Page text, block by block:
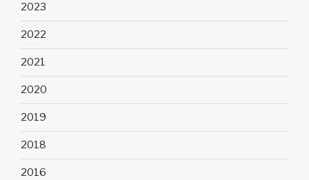
2023
2022
2021
2020
2019
2018
2016